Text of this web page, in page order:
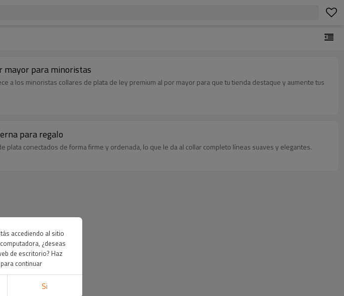
mayor para minoristas
a los minoristas collares de plata de ley premium al por mayor para que tu tienda destaque y aumente tus
para regalo
conectados de forma firme y ordenada, lo que le da al collar completo líneas suaves y elegantes.
accediendo al sitio
¿deseas
de escritorio? Haz
continuar
Si